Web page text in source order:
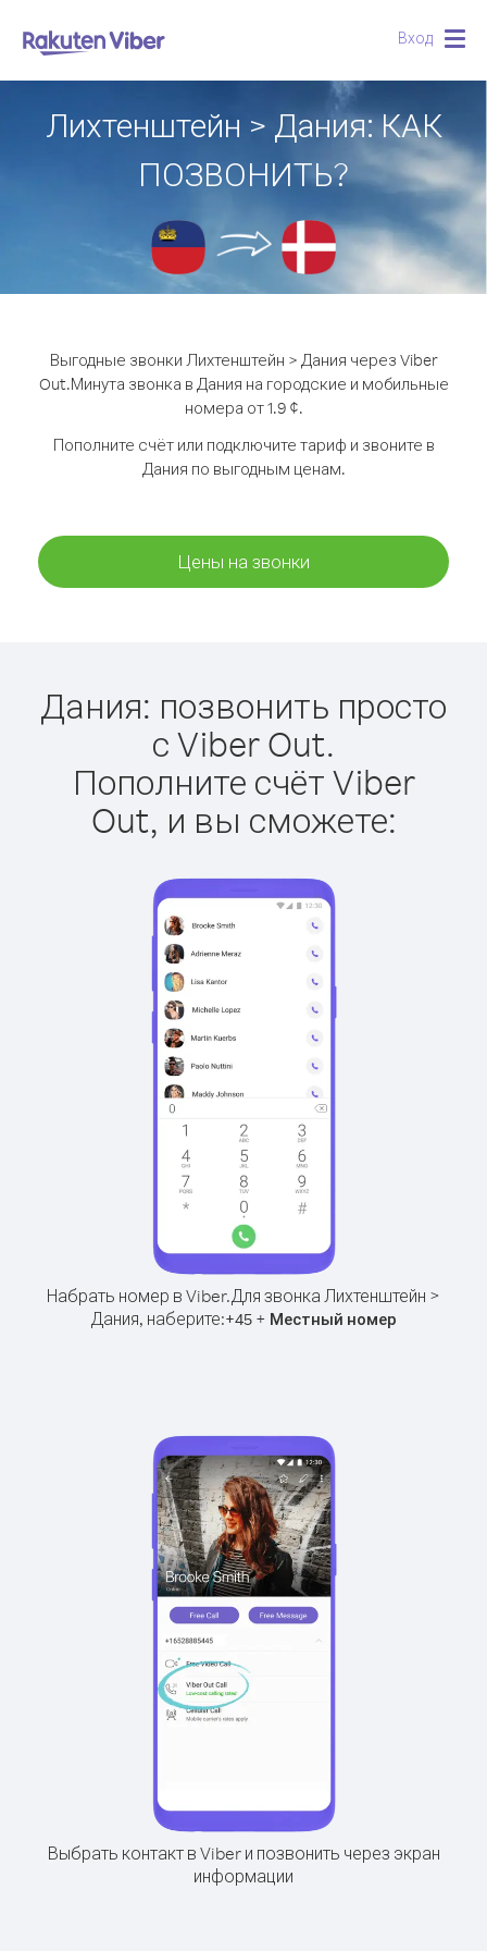
Вход
Лихтенштейн > Дания: КАК
ПОЗВОНИТЬ?
Выгодные звонки Лихтенштейн > Дания через Viber
Out.Минута звонка в Дания на городские и мобильные
номера от 1.9 ¢.
Пополните счёт или подключите тариф и звоните в
Дания по выгодным ценам.
Цены на звонки
Дания: позвонить просто
с Viber Out.
Пополните счёт Viber
Out, и вы сможете:
Набрать номер в Viber.Для звонка Лихтенштейн >
Дания, наберите:+45 + Местный номер
Выбрать контакт в Viber и позвонить через экран
информации